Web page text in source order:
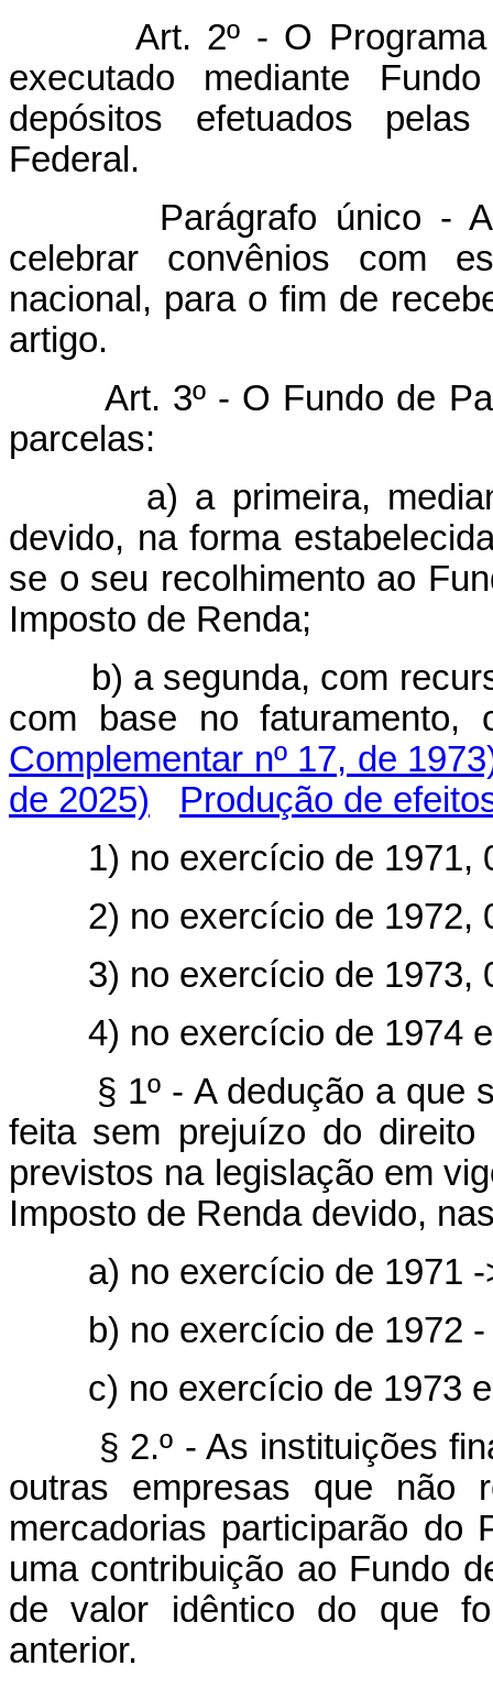
Art. 2º - O
executado mediante
depósitos efetuados
Federal.
Parágrafo único - A
celebrar convênios com
nacional, para o fim de
artigo.
Art. 3º - O Fundo de
parcelas:
a) a primeira, mediante
devido, na forma
se o seu recolhimento ao
Imposto de Renda;
b) a segunda, com
com base no
Complementar nº 17, de
de 2025)
Produção de
1) no exercício de 1971,
2) no exercício de 1972,
3) no exercício de 1973,
4) no exercício de 1974 e
§ 1º - A dedução a que
feita sem prejuízo do
previstos na legislação em
Imposto de Renda devido,
a) no exercício de 1971 -
b) no exercício de 1972 -
c) no exercício de 1973 e
§ 2.º - As instituições
outras empresas que não
mercadorias participarão do
uma contribuição ao Fundo
de valor idêntico do que
anterior.